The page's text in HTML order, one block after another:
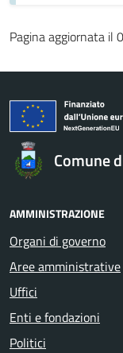
Pagina aggiornata
Comune
AMMINISTRAZIONE
Organi di governo
Aree amministrative
Uffici
Enti e fondazioni
Politici